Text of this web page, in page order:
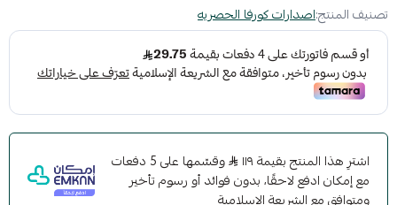
تصنيف المنتج:اصدارات كورفا الحصريه
اشترِ هذا المنتج بقيمة ١١٩
وقسّمها على 5 دفعات
مع إمكان ادفع لاحقًا، بدون فوائد أو رسوم تأخير
ومتوافق مع الشريعة الإسلامية